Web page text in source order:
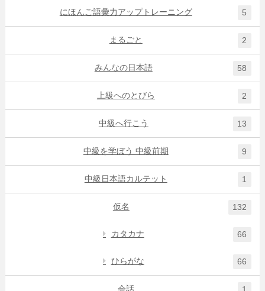
にほんご語彙力アップトレーニング 5
まるごと 2
みんなの日本語 58
上級へのとびら 2
中級へ行こう 13
中級を学ぼう 中級前期 9
中級日本語カルテット 1
仮名 132
カタカナ 66
ひらがな 66
会話